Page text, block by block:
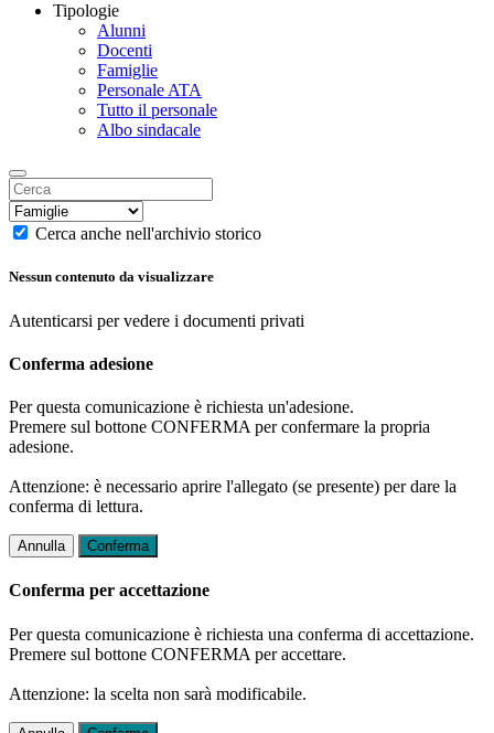
Tipologie
Alunni
Docenti
Famiglie
Personale ATA
Tutto il personale
Albo sindacale
Cerca anche nell'archivio storico
Nessun contenuto da visualizzare
Autenticarsi per vedere i documenti privati
Conferma adesione
Per questa comunicazione è richiesta un'adesione.
Premere sul bottone CONFERMA per confermare la propria
adesione.
Attenzione: è necessario aprire l'allegato (se presente) per dare la
conferma di lettura.
Annulla Conferma
Conferma per accettazione
Per questa comunicazione è richiesta una conferma di accettazione.
Premere sul bottone CONFERMA per accettare.
Attenzione: la scelta non sarà modificabile.